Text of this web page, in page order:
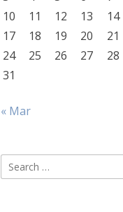
10
11 12 13 14
17
18 19 20 21
24
25 26 27 28
31
« Mar
Search
for: